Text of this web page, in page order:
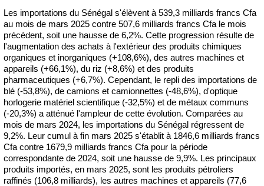
Les importations du Sénégal s'élèvent à 539,3 milliards francs Cfa
au mois de mars 2025 contre 507,6 milliards francs Cfa le mois
précédent, soit une hausse de 6,2%. Cette progression résulte de
l'augmentation des achats à l'extérieur des produits chimiques
organiques et inorganiques (+108,6%), des autres machines et
appareils (+66,1%), du riz (+8,6%) et des produits
pharmaceutiques (+6,7%). Cependant, le repli des importations de
blé (-53,8%), de camions et camionnettes (-48,6%), d'optique
horlogerie matériel scientifique (-32,5%) et de métaux communs
(-20,3%) a atténué l'ampleur de cette évolution. Comparées au
mois de mars 2024, les importations du Sénégal régressent de
9,2%. Leur cumul à fin mars 2025 s'établit à 1846,6 milliards francs
Cfa contre 1679,9 milliards francs Cfa pour la période
correspondante de 2024, soit une hausse de 9,9%. Les principaux
produits importés, en mars 2025, sont les produits pétroliers
raffinés (106,8 milliards), les autres machines et appareils (77,6